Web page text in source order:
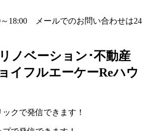
～18:00
メールでのお問い合わせは24
クで発信できます！